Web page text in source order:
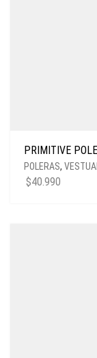
PRIMITIVE
POLERAS,
$40.990